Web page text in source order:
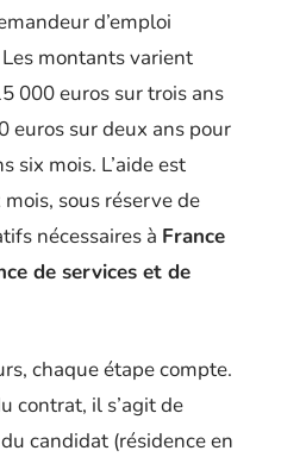
d’emploi
Les montants varient
000 euros sur trois ans
euros sur deux ans pour
six mois. L’aide est
sous réserve de
nécessaires à France
de services et de
chaque étape compte.
contrat, il s’agit de
candidat (résidence en